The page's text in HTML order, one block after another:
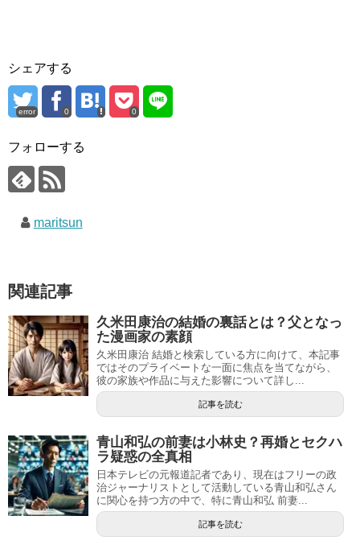
シェアする
error 0 0
フォローする
maritsun
関連記事
久米田康治の結婚の裏話とは？父となっ
た漫画家の素顔
久米田康治 結婚と検索している方に向けて、本記事
ではそのプライベートな一面に焦点を当てながら、
彼の家族や作品に与えた影響について詳し...
記事を読む
青山和弘の前妻は小林史？再婚とセクハ
ラ疑惑の全真相
日本テレビの元報道記者であり、現在はフリーの政
治ジャーナリストとして活動している青山和弘さん
に関心を持つ方の中で、特に青山和弘 前妻...
記事を読む